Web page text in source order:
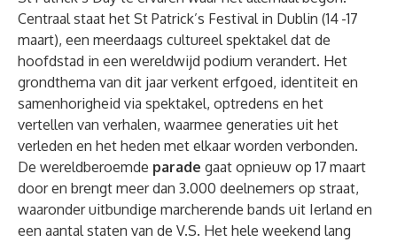
Centraal staat het St Patrick’s Festival in Dublin (14 -17
maart), een meerdaags cultureel spektakel dat de
hoofdstad in een wereldwijd podium verandert. Het
grondthema van dit jaar verkent erfgoed, identiteit en
samenhorigheid via spektakel, optredens en het
vertellen van verhalen, waarmee generaties uit het
verleden en het heden met elkaar worden verbonden.
De wereldberoemde parade gaat opnieuw op 17 maart
door en brengt meer dan 3.000 deelnemers op straat,
waaronder uitbundige marcherende bands uit Ierland en
een aantal staten van de V.S. Het hele weekend lang